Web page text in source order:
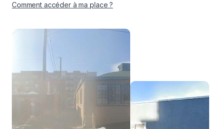
Comment accéder à ma place ?